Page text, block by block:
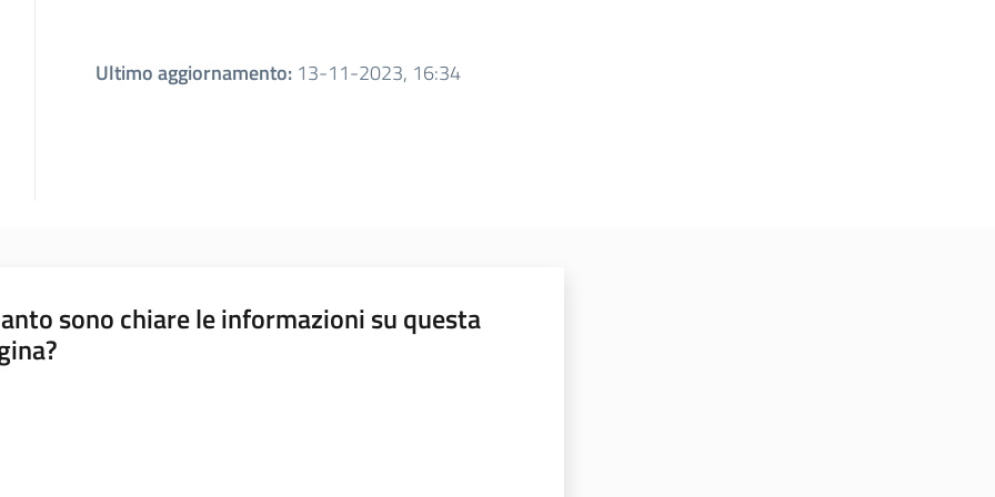
Ultimo aggiornamento: 13-11-2023, 16:34
sono chiare le informazioni su questa